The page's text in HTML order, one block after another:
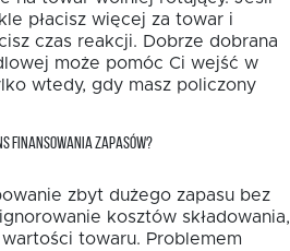
płacisz więcej za towar i
czas reakcji. Dobrze dobrana
może pomóc Ci wejść w
wtedy, gdy masz policzony
FINANSOWANIA ZAPASÓW?
zbyt dużego zapasu bez
kosztów składowania,
towaru. Problemem